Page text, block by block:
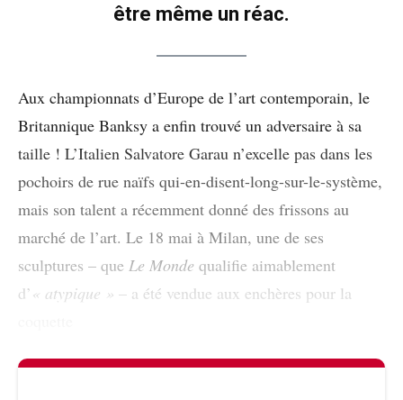
être même un réac.
Aux championnats d’Europe de l’art contemporain, le
Britannique Banksy a enfin trouvé un adversaire à sa
taille ! L’Italien Salvatore Garau n’excelle pas dans les
pochoirs de rue naïfs qui-en-disent-long-sur-le-système,
mais son talent a récemment donné des frissons au
marché de l’art. Le 18 mai à Milan, une de ses
sculptures – que Le Monde qualifie aimablement
d’« atypique » – a été vendue aux enchères pour la